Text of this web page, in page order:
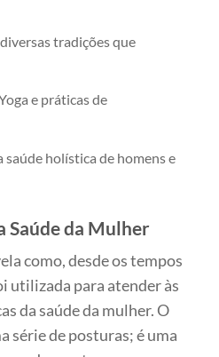
tradições que
e práticas de
saúde holística de homens e
Saúde da Mulher
como, desde os tempos
utilizada para atender às
da saúde da mulher. O
série de posturas; é uma